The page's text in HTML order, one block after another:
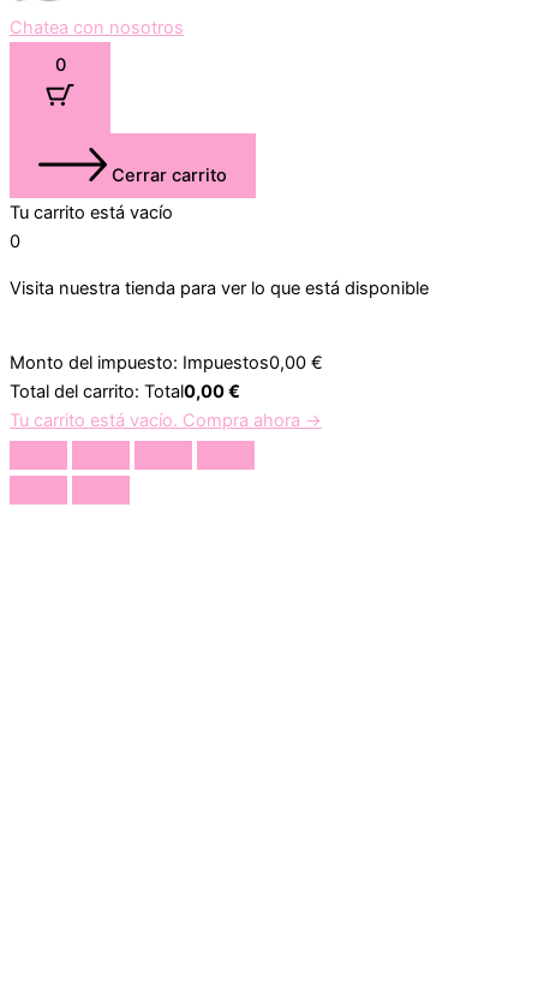
Chatea con nosotros
0
Cerrar carrito
Tu carrito está vacío
0
Visita nuestra tienda para ver lo que está disponible
Monto del impuesto: Impuestos0,00 €
Total del carrito: Total0,00€
Tu carrito está vacío. Compra ahora →